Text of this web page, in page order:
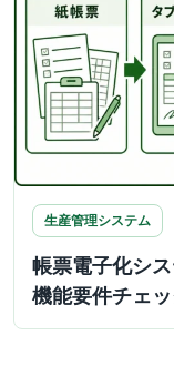
生産管理システム
帳票電子化シ
機能要件チェ